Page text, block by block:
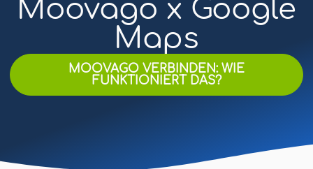
Moovago x Google
Maps
MOOVAGO VERBINDEN: WIE
FUNKTIONIERT DAS?